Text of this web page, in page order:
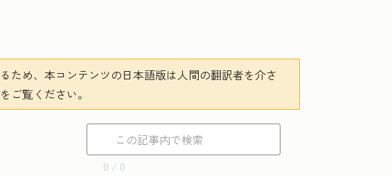
ため、本コンテンツの日本語版は人間の翻訳者を介さ
をご覧ください。
0 / 0